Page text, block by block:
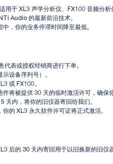
适用于 XL3 声学分析仪、FX100 音频分
Audio 的最新前沿技术。
中，你的业务停滞时间降至最低。
表或授权经销商进行下单。
设备序列号）。
或 FX100。
件将被提供 30 天的临时激活许可，确保
天内 ，将你的旧仪器寄回给我们。
的 XL3 永久软件许可证将正式激活。
后的 30 天内寄回用于以旧换新的旧仪